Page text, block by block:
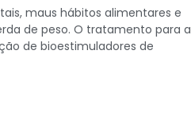
maus hábitos alimentares e
de peso. O tratamento para a
de bioestimuladores de